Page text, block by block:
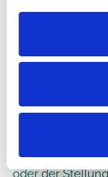
4. Die
enthält keinen
5. Der AG ist
zurückzutreten,
wichtiger Grund
Ein- und
AN; ferner im
oder der